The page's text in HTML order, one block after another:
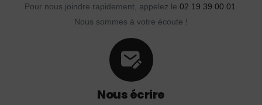
Pour nous joindre rapidement, appelez le 02 19 39 00 01.
Nous sommes à votre écoute !
Nous écrire